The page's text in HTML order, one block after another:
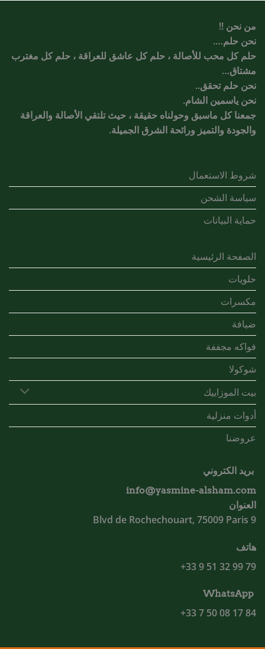
من نحن !!
نحن حلم….
حلم كل محب للأصالة ، حلم كل عاشق للعراقة ، حلم كل مغترب
مشتاق…
نحن حلم تحقق..
نحن ياسمين الشام.
جمعنا كل ماسبق وحولناه حقيقة ، حيث تلتقي الأصالة والعراقة
والجودة والتميز ورائحة الشرق الجميلة.
شروط الاستعمال
سياسة الشحن
حماية البيانات
الصفحة الرئيسية
حلويات
مكسرات
ضيافة
فواكه مجففة
شوكولا
بيت الموزاييك
أدوات منزلية
عروضنا
بريد الكتروني
info@yasmine-alsham.com
العنوان
9 Blvd de Rochechouart, 75009 Paris
هاتف
79 99 32 51 9 33+
84 17 08 50 7 33+